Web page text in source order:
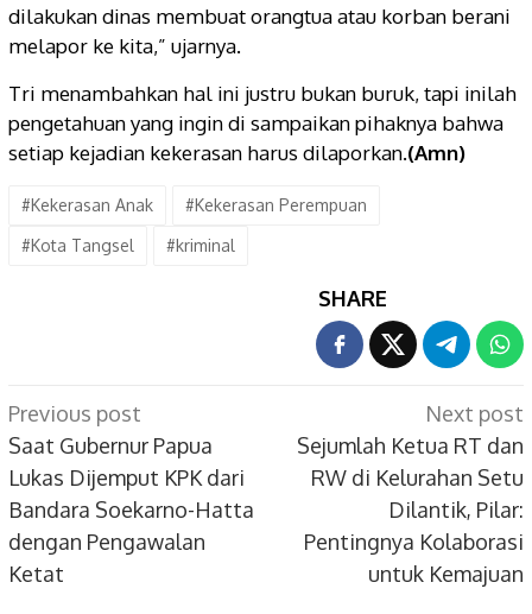
dilakukan dinas membuat orangtua atau korban berani
melapor ke kita,” ujarnya.
Tri menambahkan hal ini justru bukan buruk, tapi inilah
pengetahuan yang ingin di sampaikan pihaknya bahwa
setiap kejadian kekerasan harus dilaporkan.(Amn)
#Kekerasan Anak
#Kekerasan Perempuan
#Kota Tangsel
#kriminal
SHARE
Post
navigation
Previous post
Saat Gubernur Papua
Lukas Dijemput KPK dari
Bandara Soekarno-Hatta
dengan Pengawalan
Ketat
Next post
Sejumlah Ketua RT dan
RW di Kelurahan Setu
Dilantik, Pilar:
Pentingnya Kolaborasi
untuk Kemajuan